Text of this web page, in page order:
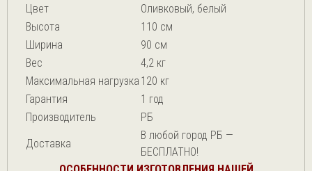
Цвет
Оливковый, белый
Высота
110 см
Ширина
90 см
Вес
4,2 кг
Максимальная нагрузка 120 кг
Гарантия
1 год
Производитель
РБ
Доставка
В любой город РБ —
БЕСПЛАТНО!